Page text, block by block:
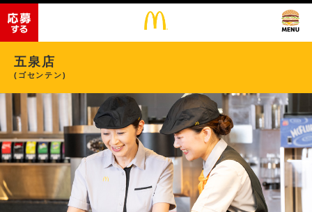
五泉店
(ゴセンテン)